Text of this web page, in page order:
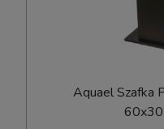
Aquael Szafka